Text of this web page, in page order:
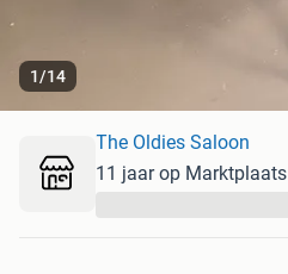
1/14
The Oldies Saloon
11 jaar op Marktplaats